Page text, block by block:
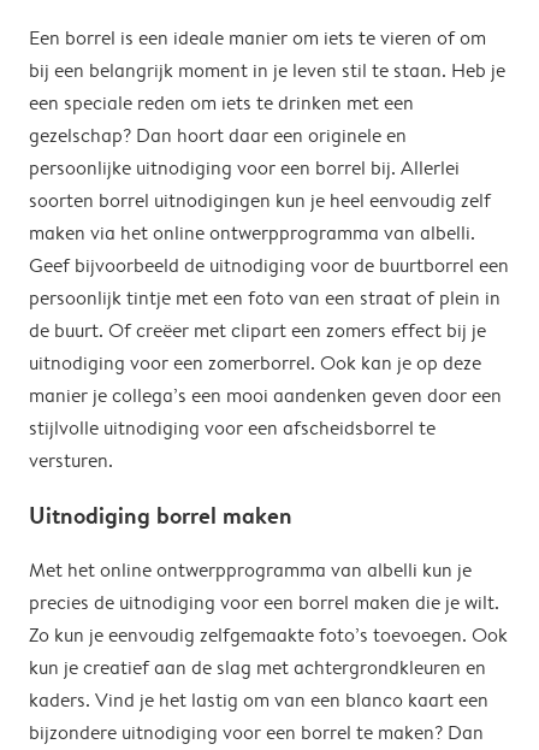
Een borrel is een ideale manier om iets te vieren of om
bij een belangrijk moment in je leven stil te staan. Heb je
een speciale reden om iets te drinken met een
gezelschap? Dan hoort daar een originele en
persoonlijke uitnodiging voor een borrel bij. Allerlei
soorten borrel uitnodigingen kun je heel eenvoudig zelf
maken via het online ontwerpprogramma van albelli.
Geef bijvoorbeeld de uitnodiging voor de buurtborrel een
persoonlijk tintje met een foto van een straat of plein in
de buurt. Of creëer met clipart een zomers effect bij je
uitnodiging voor een zomerborrel. Ook kan je op deze
manier je collega’s een mooi aandenken geven door een
stijlvolle uitnodiging voor een afscheidsborrel te
versturen.
Uitnodiging borrel maken
Met het online ontwerpprogramma van albelli kun je
precies de uitnodiging voor een borrel maken die je wilt.
Zo kun je eenvoudig zelfgemaakte foto’s toevoegen. Ook
kun je creatief aan de slag met achtergrondkleuren en
kaders. Vind je het lastig om van een blanco kaart een
bijzondere uitnodiging voor een borrel te maken? Dan